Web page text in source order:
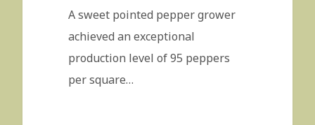
A sweet pointed pepper grower
achieved an exceptional
production level of 95 peppers
per square…